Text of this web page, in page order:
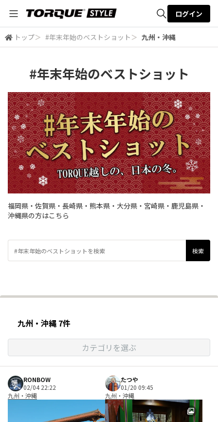
全体検索
ログイン
トップ＞ #年末年始のベストショット ＞ 九州・沖縄
#年末年始のベストショット
福岡県・佐賀県・長崎県・熊本県・大分県・宮崎県・鹿児島県・
沖縄県の方はこちら
九州・沖縄 7件
カテゴリを選ぶ
RONBOW
02/04 22:22
九州・沖縄
たつや
01/20 09:45
九州・沖縄